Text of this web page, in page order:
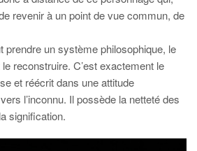
revenir à un point de vue commun, de
prendre un système philosophique, le
reconstruire. C’est exactement le
et réécrit dans une attitude
l’inconnu. Il possède la netteté des
signification.